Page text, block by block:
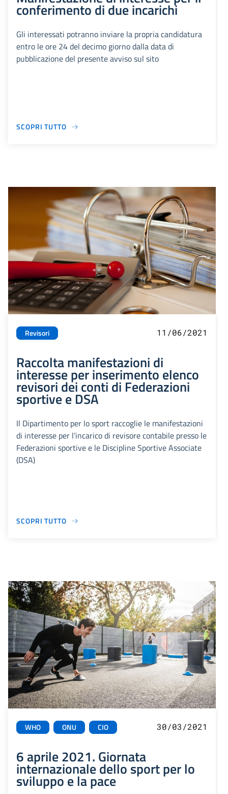
conferimento di due incarichi
Gli interessati potranno inviare la propria candidatura
entro le ore 24 del decimo giorno dalla data di
pubblicazione del presente avviso sul sito
SCOPRI TUTTO
Revisori 11/06/2021
Raccolta manifestazioni di
interesse per inserimento elenco
revisori dei conti di Federazioni
sportive e DSA
Il Dipartimento per lo sport raccoglie le manifestazioni
di interesse per l’incarico di revisore contabile presso le
Federazioni sportive e le Discipline Sportive Associate
(DSA)
SCOPRI TUTTO
WHO ONU CIO 30/03/2021
6 aprile 2021. Giornata
internazionale dello sport per lo
sviluppo e la pace